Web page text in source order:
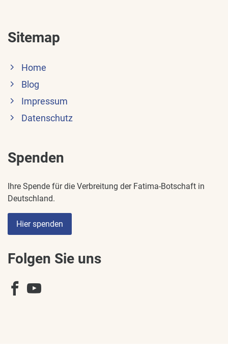
Sitemap
Home
Blog
Impressum
Datenschutz
Spenden
Ihre Spende für die Verbreitung der Fatima-Botschaft in
Deutschland.
Hier spenden
Folgen Sie uns